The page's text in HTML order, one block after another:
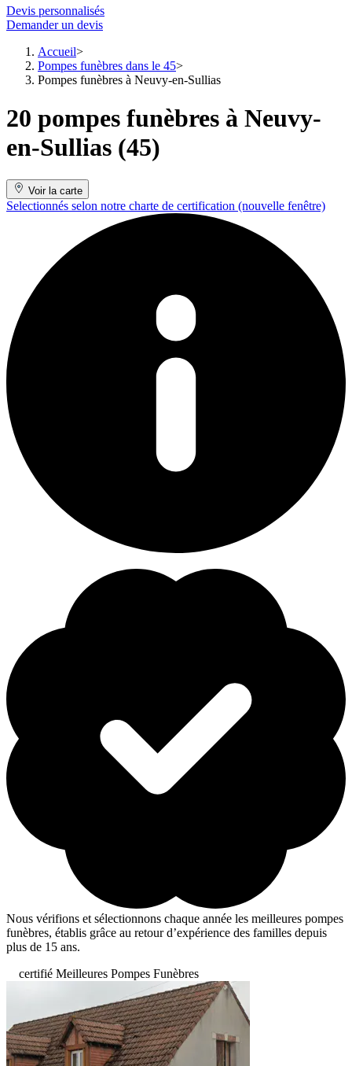
Devis personnalisés
Demander un devis
Accueil
Pompes funèbres dans le 45
Pompes funèbres à Neuvy-en-Sullias
20 pompes funèbres à Neuvy-
en-Sullias (45)
Voir la carte
Selectionnés selon notre charte de certification (nouvelle fenêtre)
Nous vérifions et sélectionnons chaque année les meilleures pompes
funèbres, établis grâce au retour d’expérience des familles depuis
plus de 15 ans.
certifié Meilleures Pompes Funèbres